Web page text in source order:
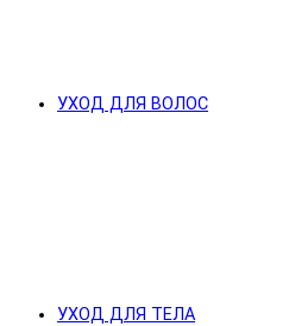
УХОД ДЛЯ ВОЛОС
УХОД ДЛЯ ТЕЛА